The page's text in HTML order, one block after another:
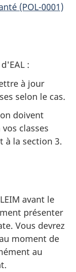
(POL-0001)
:
à jour
selon le cas.
doivent
classes
à la section 3.
avant le
présenter
Vous devrez
moment de
au